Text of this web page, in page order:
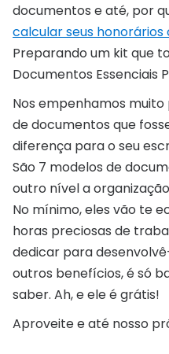
documentos e até, por
calcular seus
Preparando um kit que
Documentos Essenciais
Nos empenhamos
de documentos que
diferença para o seu
São 7 modelos de
outro nível a
No mínimo, eles vão te
horas preciosas de
dedicar para
outros benefícios, é só
saber. Ah, e ele é grátis!
Aproveite e até nosso